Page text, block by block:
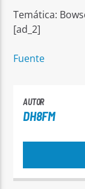
Temática:
[ad_2]
Fuente
AUTOR
DH8FM